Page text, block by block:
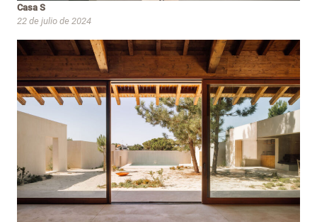
Casa S
22 de julio de 2024